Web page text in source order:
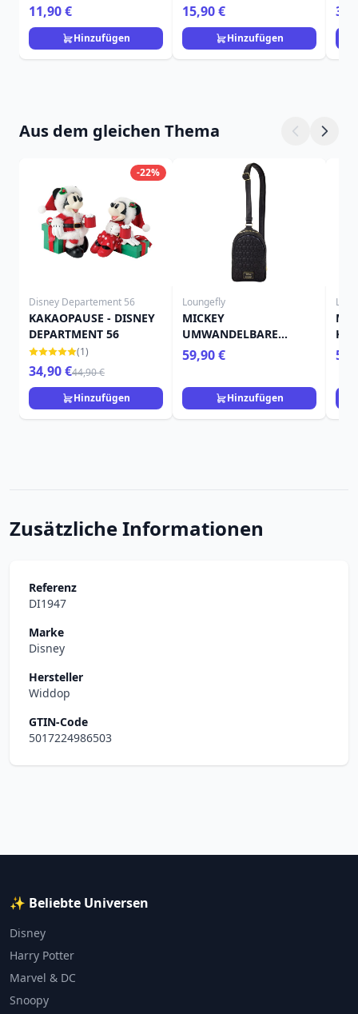
450ml - Egan Disney
Home
11,90 €
Hinzufügen
Frangrance Collection
15,90 €
Hinzufügen
Aus dem gleichen Thema
-22%
Disney Departement 56
KAKAOPAUSE - DISNEY
DEPARTMENT 56
(1)
34,90 €44,90 €
Hinzufügen
Loungefly
MICKEY
UMWANDELBARE
UMHÄNGETASCHE -
DISNEY LOUNGEFLY
59,90 €
Hinzufügen
Zusätzliche Informationen
Referenz
DI1947
Marke
Disney
Hersteller
Widdop
GTIN-Code
5017224986503
✨ Beliebte Universen
Disney
Harry Potter
Marvel & DC
Snoopy